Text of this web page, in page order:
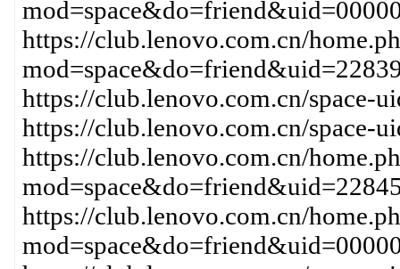
https://club.lenovo.com.cn/
https://club.lenovo.com.cn/space-
https://club.lenovo.com.cn/space-
https://club.lenovo.com.cn/
https://club.lenovo.com.cn/